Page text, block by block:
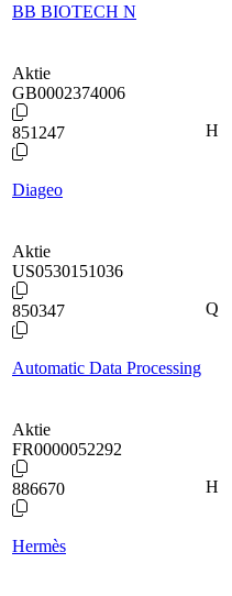
BB BIOTECH N
Aktie
GB0002374006
851247
Diageo
H
Aktie
US0530151036
850347
Automatic Data Processing
Q
Aktie
FR0000052292
886670
Hermès
H